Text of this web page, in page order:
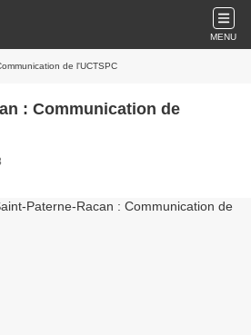
MENU
de l'UCTSPC
: Communication de